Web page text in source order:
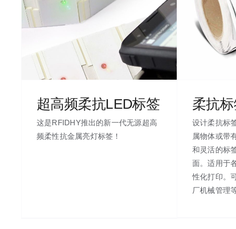
超高频柔抗LED标签
这是RFIDHY推出的新一代无源超高
频柔性抗金属亮灯标签！
柔抗
设计柔抗标
属物体或带
和灵活的标
面。适用于
性化打印。
厂机械管理